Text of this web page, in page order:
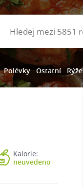
Polévky Ostatní Rýže
Kalorie:
neuvedeno